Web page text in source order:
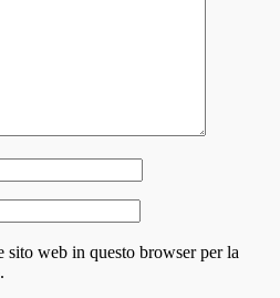
sito web in questo browser per la